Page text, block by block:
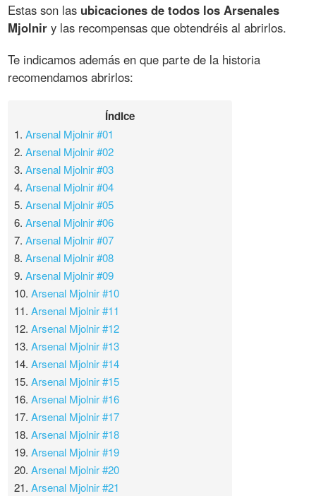
Estas son las ubicaciones de todos los Arsenales
Mjolnir y las recompensas que obtendréis al abrirlos.
Te indicamos además en que parte de la historia
recomendamos abrirlos:
Índice
1.Arsenal Mjolnir #01
2.Arsenal Mjolnir #02
3.Arsenal Mjolnir #03
4.Arsenal Mjolnir #04
5.Arsenal Mjolnir #05
6.Arsenal Mjolnir #06
7.Arsenal Mjolnir #07
8.Arsenal Mjolnir #08
9.Arsenal Mjolnir #09
10.Arsenal Mjolnir #10
11.Arsenal Mjolnir #11
12.Arsenal Mjolnir #12
13.Arsenal Mjolnir #13
14.Arsenal Mjolnir #14
15.Arsenal Mjolnir #15
16.Arsenal Mjolnir #16
17.Arsenal Mjolnir #17
18.Arsenal Mjolnir #18
19.Arsenal Mjolnir #19
20.Arsenal Mjolnir #20
21.Arsenal Mjolnir #21